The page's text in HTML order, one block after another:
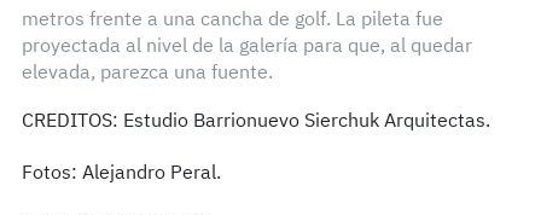
metros frente a una cancha de golf. La pileta fue
proyectada al nivel de la galería para que, al quedar
elevada, parezca una fuente.
CREDITOS: Estudio Barrionuevo Sierchuk Arquitectas.
Fotos: Alejandro Peral.